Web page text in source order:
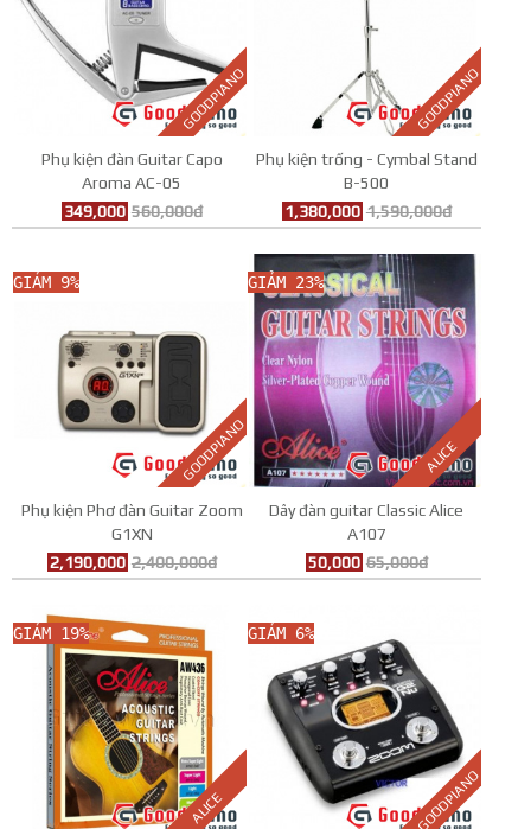
GOODPIANO
Phụ kiện đàn Guitar Capo
Aroma AC-05
349,000 560,000đ
GOODPIANO
Phụ kiện trống - Cymbal Stand
B-500
1,380,000 1,590,000đ
GOODPIANO
GIẢM 9%
Phụ kiện Phơ đàn Guitar Zoom
G1XN
2,190,000 2,400,000đ
ALICE
GIẢM 23%
Dây đàn guitar Classic Alice
A107
50,000 65,000đ
ALICE
GIẢM 19%
GOODPIANO
GIẢM 6%